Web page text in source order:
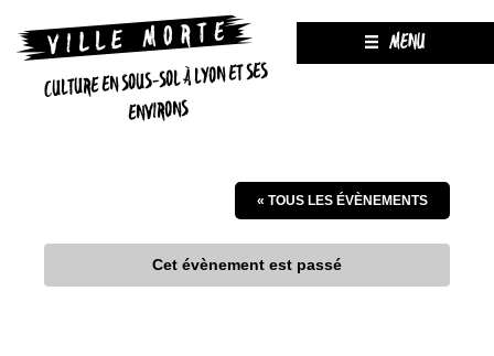
CULTURE EN SOUS-SOL À LYON ET SES
ENVIRONS
MENU
« TOUS LES ÉVÈNEMENTS
Cet évènement est passé